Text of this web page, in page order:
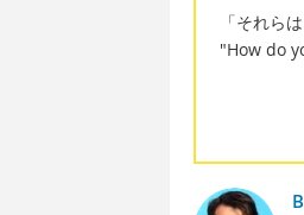
「それら
"How do